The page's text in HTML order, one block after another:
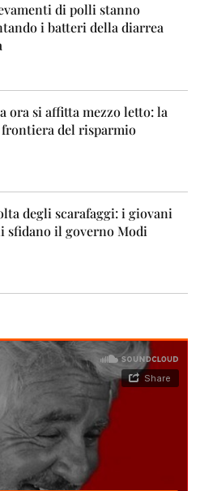
di polli stanno
i batteri della diarrea
ora si affitta mezzo letto: la
frontiera del risparmio
degli scarafaggi: i giovani
sfidano il governo Modi